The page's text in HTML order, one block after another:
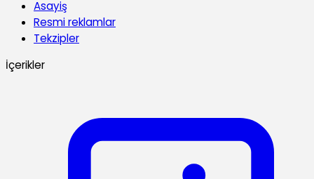
Asayiş
Resmi reklamlar
Tekzipler
İçerikler